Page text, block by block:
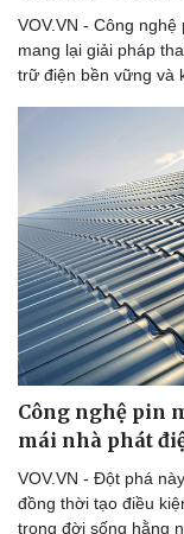
VOV.VN - Công
mang lại giải pháp
trữ điện bền vững và
Công nghệ pin
mái nhà phát
VOV.VN - Đột phá
đồng thời tạo điều
trong đời sống hằng